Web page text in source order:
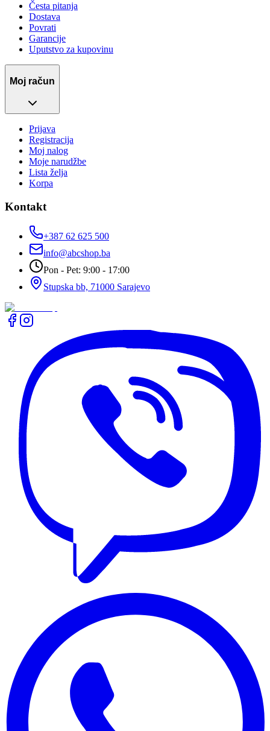
Česta pitanja
Dostava
Povrati
Garancije
Uputstvo za kupovinu
Moj račun
Prijava
Registracija
Moj nalog
Moje narudžbe
Lista želja
Korpa
Kontakt
+387 62 625 500
info@abcshop.ba
Pon - Pet: 9:00 - 17:00
Stupska bb, 71000 Sarajevo